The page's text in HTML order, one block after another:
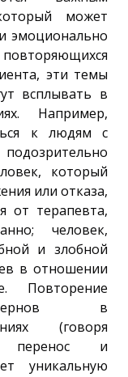
может
эмоционально
эти темы
всплывать в
Например,
к людям с
который
или отказа,
от терапевта,
человек,
и злобной
в отношении
Повторение
в
(говоря
перенос и
уникальную